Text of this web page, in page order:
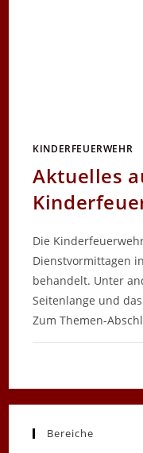
KINDERFEUERWEHR
Aktuelles
Die
Dienstvormittagen
behandelt. Unter
Seitenlange und
Zum Themen-
Bereiche